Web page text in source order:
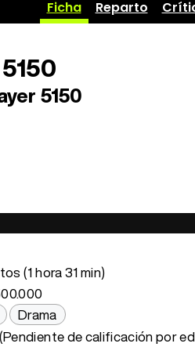
Ficha Reparto
5150
(1 hora 31 min)
Drama
de calificación por